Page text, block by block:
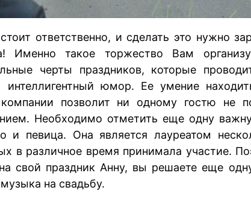
ответственно, и сделать это нужно
Именно такое торжество Вам
черты праздников, которые
интеллигентный юмор. Ее умение
позволит ни одному гостю не
Необходимо отметить еще одну
и певица. Она является лауреатом
в различное время принимала участие.
свой праздник Анну, вы решаете еще
на свадьбу.